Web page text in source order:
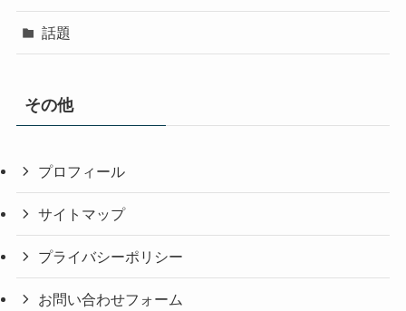
話題
その他
プロフィール
サイトマップ
プライバシーポリシー
お問い合わせフォーム